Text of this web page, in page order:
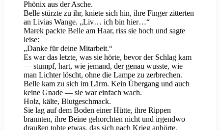
Phönix aus der Asche.
Belle stürzte zu ihr, kniete sich hin, ihre Finger zitterten
an Livias Wange. „Liv… ich bin hier…“
Marek packte Belle am Haar, riss sie hoch und sagte
leise:
„Danke für deine Mitarbeit.“
Es war das letzte, was sie hörte, bevor der Schlag kam
— stumpf, hart, wie jemand, der genau wusste, wie
man Lichter löscht, ohne die Lampe zu zerbrechen.
Belle kam zu sich im Lärm. Kein Übergang und auch
keine Gnade — sie war einfach wach.
Holz, kälte, Blutgeschmack.
Sie lag auf dem Boden einer Hütte, ihre Rippen
brannten, ihre Beine gehorchten nicht und irgendwo
draußen tobte etwas, das sich nach Krieg anhörte.